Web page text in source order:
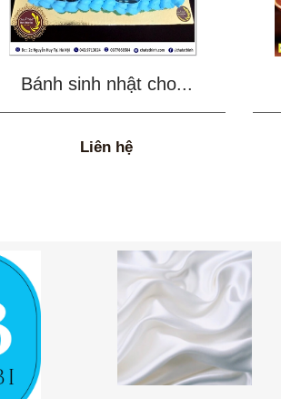
Bánh sinh nhật cho...
Liên hệ